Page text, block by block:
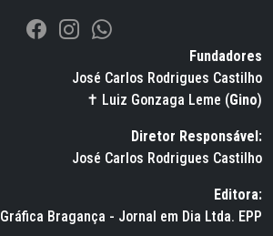
Fundadores
José Carlos Rodrigues Castilho
✝ Luiz Gonzaga Leme (Gino)
Diretor Responsável:
José Carlos Rodrigues Castilho
Editora:
Gráfica Bragança - Jornal em Dia Ltda. EPP